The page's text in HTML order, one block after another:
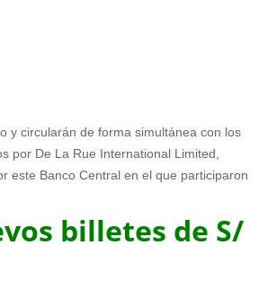
y circularán de forma simultánea con los
por De La Rue International Limited,
este Banco Central en el que participaron
billetes de S/